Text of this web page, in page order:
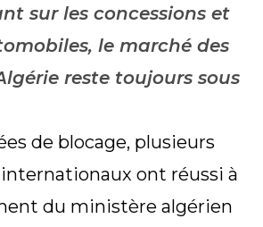
sur les concessions et
le marché des
reste toujours sous
de blocage, plusieurs
ont réussi à
du ministère algérien